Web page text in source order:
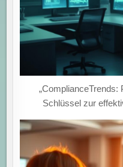
„ComplianceTrends:
Schlüssel zur